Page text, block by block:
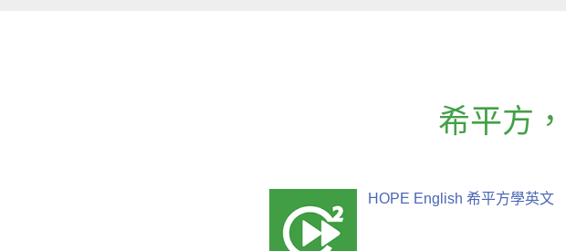
希平方 ，
HOPE English 希平方學英文